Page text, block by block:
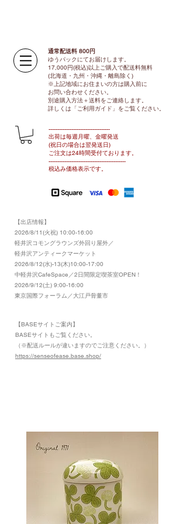
通常配送料 800円​
ゆうパックにてお届けします。
17,000円(税込)以上ご購入で配送料無料
(北海道・九州・沖縄・離島除く)
※上記地域にお住まいの方は購入前に
お問い合わせください。
別途購入方法＋送料をご連絡します。
​​詳しくは「ご利用ガイド」をご覧ください。
​-----------------------------------
出荷は毎週月曜、金曜発送
(祝日の場合は翌発送日)
ご注文は24時間受付ております​。
-------------------------------​-------​------
​税込み価格表示です。
【出店情報】
2026/8/11(火祝) 10:00-16:00
​軽井沢コモングラウンズ外回り屋外／
軽井沢アンティークマーケット
2026/8/12(水)-13(木)10:00-17:00
​中軽井沢CafeSpace／2日間限定喫茶室OPEN！
2026/9/12(土) 9:00-16:00
東京国際フォーラム／大江戸骨董市
【BASEサイトご案内】
​BASEサイトもご覧ください。
（※配送ルールが違いますのでご注意ください。）
https://senseofease.base.shop/